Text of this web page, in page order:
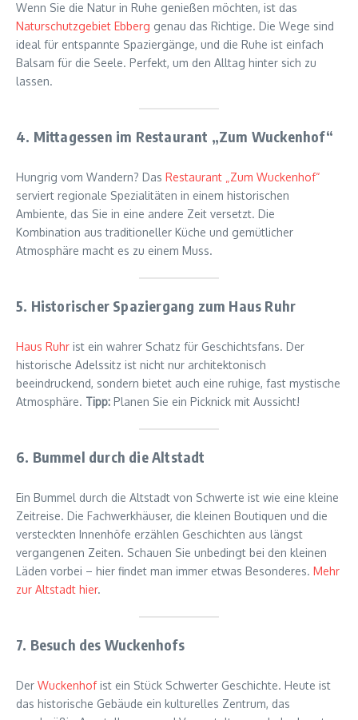
Wenn Sie die Natur in Ruhe genießen möchten, ist das
Naturschutzgebiet Ebberg genau das Richtige. Die Wege sind
ideal für entspannte Spaziergänge, und die Ruhe ist einfach
Balsam für die Seele. Perfekt, um den Alltag hinter sich zu
lassen.
4. Mittagessen im Restaurant „Zum Wuckenhof“
Hungrig vom Wandern? Das Restaurant „Zum Wuckenhof“
serviert regionale Spezialitäten in einem historischen
Ambiente, das Sie in eine andere Zeit versetzt. Die
Kombination aus traditioneller Küche und gemütlicher
Atmosphäre macht es zu einem Muss.
5. Historischer Spaziergang zum Haus Ruhr
Haus Ruhr ist ein wahrer Schatz für Geschichtsfans. Der
historische Adelssitz ist nicht nur architektonisch
beeindruckend, sondern bietet auch eine ruhige, fast mystische
Atmosphäre. Tipp: Planen Sie ein Picknick mit Aussicht!
6. Bummel durch die Altstadt
Ein Bummel durch die Altstadt von Schwerte ist wie eine kleine
Zeitreise. Die Fachwerkhäuser, die kleinen Boutiquen und die
versteckten Innenhöfe erzählen Geschichten aus längst
vergangenen Zeiten. Schauen Sie unbedingt bei den kleinen
Läden vorbei – hier findet man immer etwas Besonderes. Mehr
zur Altstadt hier.
7. Besuch des Wuckenhofs
Der Wuckenhofist ein Stück Schwerter Geschichte. Heute ist
das historische Gebäude ein kulturelles Zentrum, das